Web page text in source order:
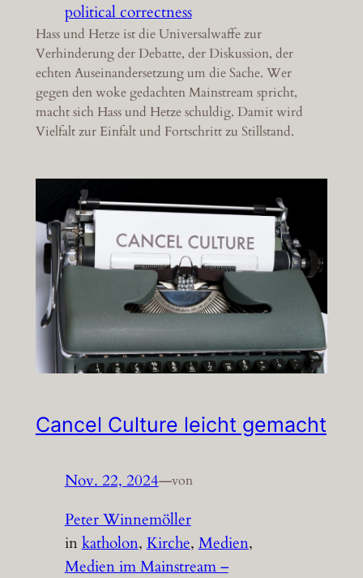
political correctness
Hass und Hetze ist die Universalwaffe zur
Verhinderung der Debatte, der Diskussion, der
echten Auseinandersetzung um die Sache. Wer
gegen den woke gedachten Mainstream spricht,
macht sich Hass und Hetze schuldig. Damit wird
Vielfalt zur Einfalt und Fortschritt zu Stillstand.
Cancel Culture leicht gemacht
Nov. 22, 2024—von
Peter Winnemöller
inkatholon, Kirche, Medien
Medien im Mainstream –